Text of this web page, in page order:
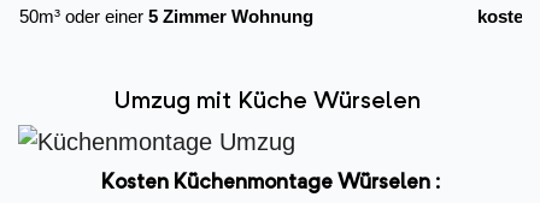
50m³ oder einer 5 Zimmer Wohnung kostet
Umzug mit Küche Würselen
Kosten Küchenmontage Würselen :